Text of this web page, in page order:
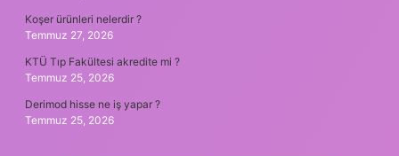
Koşer ürünleri nelerdir ?
Temmuz 27, 2026
KTÜ Tıp Fakültesi akredite mi ?
Temmuz 25, 2026
Derimod hisse ne iş yapar ?
Temmuz 25, 2026